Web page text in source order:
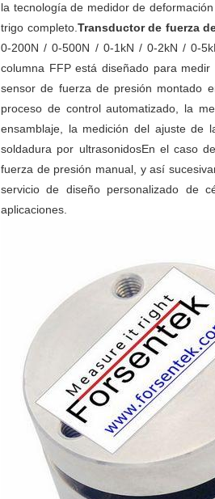
la tecnología de medidor de
trigo completo. Transductor de fuerza
0-200N / 0-500N / 0-1kN / 0-2kN / 0-
columna FFP está diseñado para
sensor de fuerza de presión montado
proceso de control automatizado, la
ensamblaje, la medición del ajuste de
soldadura por ultrasonidosEn el caso
fuerza de presión manual, y así
servicio de diseño personalizado de
aplicaciones.